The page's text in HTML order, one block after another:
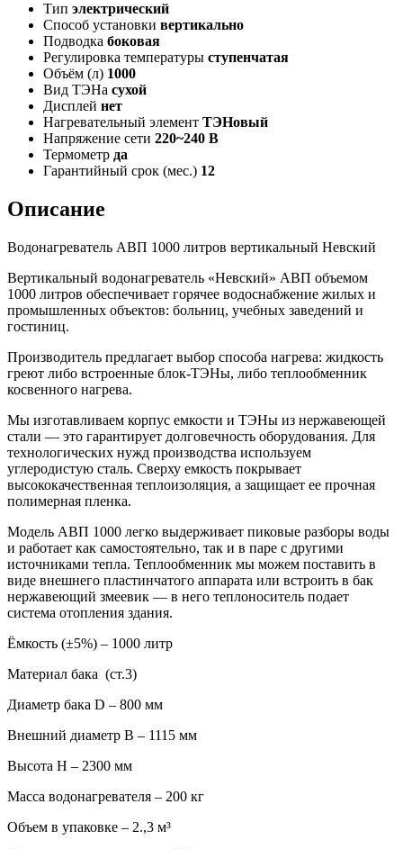
Тип электрический
Способ установки вертикально
Подводка боковая
Регулировка температуры ступенчатая
Объём (л) 1000
Вид ТЭНа сухой
Дисплей нет
Нагревательный элемент ТЭНовый
Напряжение сети 220~240 В
Термометр да
Гарантийный срок (мес.) 12
Описание
Водонагреватель АВП 1000 литров вертикальный Невский
Вертикальный водонагреватель «Невский» АВП объемом
1000 литров обеспечивает горячее водоснабжение жилых и
промышленных объектов: больниц, учебных заведений и
гостиниц.
Производитель предлагает выбор способа нагрева: жидкость
греют либо встроенные блок-ТЭНы, либо теплообменник
косвенного нагрева.
Мы изготавливаем корпус емкости и ТЭНы из нержавеющей
стали — это гарантирует долговечность оборудования. Для
технологических нужд производства используем
углеродистую сталь. Сверху емкость покрывает
высококачественная теплоизоляция, а защищает ее прочная
полимерная пленка.
Модель АВП 1000 легко выдерживает пиковые разборы воды
и работает как самостоятельно, так и в паре с другими
источниками тепла. Теплообменник мы можем поставить в
виде внешнего пластинчатого аппарата или встроить в бак
нержавеющий змеевик — в него теплоноситель подает
система отопления здания.
Ёмкость (±5%) – 1000 литр
Материал бака (ст.3)
Диаметр бака D – 800 мм
Внешний диаметр B – 1115 мм
Высота H – 2300 мм
Масса водонагревателя – 200 кг
Объем в упаковке – 2.,3 м³